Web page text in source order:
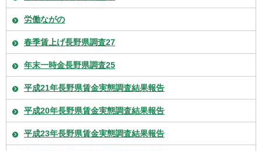
労働ながの
春季賃上げ長野県調査27
年末一時金長野県調査25
平成21年長野県賃金実態調査結果報告
平成20年長野県賃金実態調査結果報告
平成23年長野県賃金実態調査結果報告